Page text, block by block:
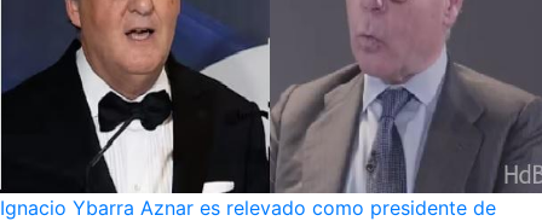
Ignacio Ybarra Aznar es relevado como presidente de